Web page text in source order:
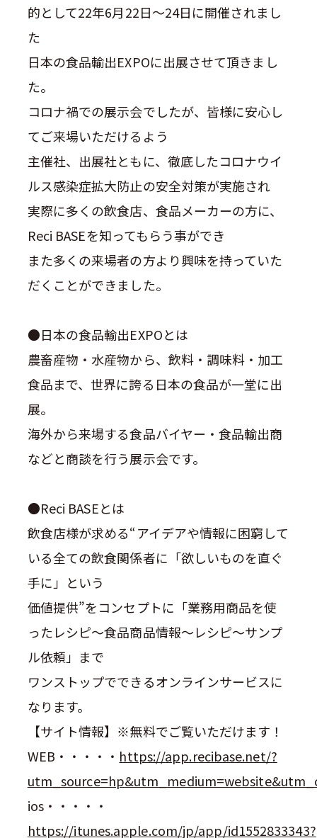
的として22年6月22日～24日に開催されまし
た
日本の食品輸出EXPOに出展させて頂きまし
た。
コロナ禍での展示会でしたが、皆様に安心し
てご来場いただけるよう
主催社、出展社ともに、徹底したコロナウイ
ルス感染症拡大防止の安全対策が実施され
実際に多くの飲食店、食品メーカーの方に、
Reci BASEを知ってもらう事ができ
また多くの来場者の方より興味を持っていた
だくことができました。
●日本の食品輸出EXPOとは
農畜産物・水産物から、飲料・調味料・加工
食品まで、世界に誇る日本の食品が一堂に出
展。
海外から来場する食品バイヤー・食品輸出商
などと商談を行う展示会です。
●Reci BASEとは
飲食店様が求める“アイデアや情報に困窮して
いる全ての飲食関係者に「欲しいものを直ぐ
手に」という
価値提供”をコンセプトに「業務用商品を使
ったレシピ～食品商品情報～レシピ～サンプ
ル依頼」まで
ワンストップでできるオンラインサービスに
なります。
【サイト情報】※無料でご覧いただけます！
WEB ・・・・・ https://app.recibase.net/?
ios ・・・・・
https://itunes.apple.com/jp/app/id1552833343?